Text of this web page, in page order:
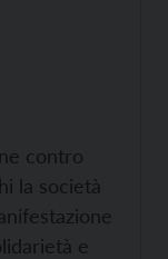
contro
la società
e